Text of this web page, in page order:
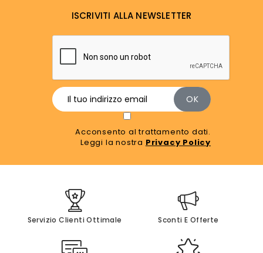
ISCRIVITI ALLA NEWSLETTER
Acconsento al trattamento dati.
Leggi la nostra Privacy Policy
Servizio Clienti Ottimale Sconti E Offerte